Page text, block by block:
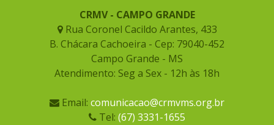
CRMV - CAMPO GRANDE
Rua Coronel Cacildo Arantes, 433
B. Chácara Cachoeira - Cep: 79040-452
Campo Grande - MS
Atendimento: Seg a Sex - 12h às 18h
Email: comunicacao@crmvms.org.br
Tel: (67) 3331-1655